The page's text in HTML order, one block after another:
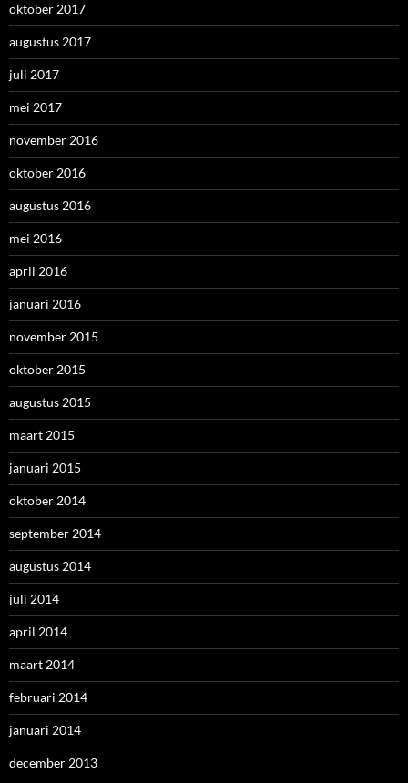
oktober 2017
augustus 2017
juli 2017
mei 2017
november 2016
oktober 2016
augustus 2016
mei 2016
april 2016
januari 2016
november 2015
oktober 2015
augustus 2015
maart 2015
januari 2015
oktober 2014
september 2014
augustus 2014
juli 2014
april 2014
maart 2014
februari 2014
januari 2014
december 2013